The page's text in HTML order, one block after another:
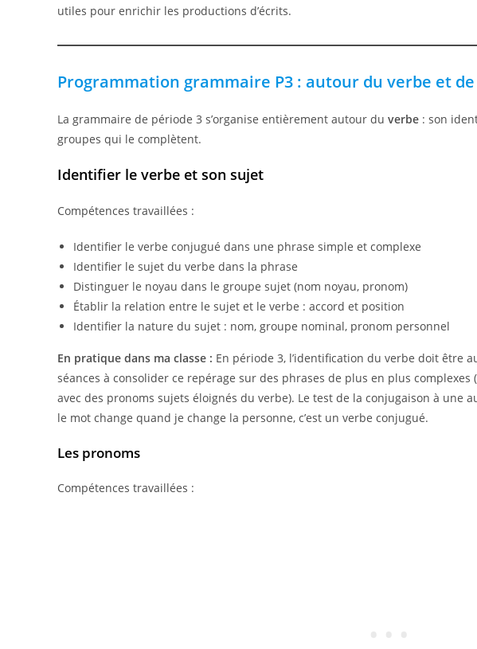
utiles pour enrichir les productions d’écrits.
Programmation grammaire P3 : autour du verbe et
La grammaire de période 3 s’organise entièrement autour du verbe : son
groupes qui le complètent.
Identifier le verbe et son sujet
Compétences travaillées :
Identifier le verbe conjugué dans une phrase simple et complexe
Identifier le sujet du verbe dans la phrase
Distinguer le noyau dans le groupe sujet (nom noyau, pronom)
Établir la relation entre le sujet et le verbe : accord et position
Identifier la nature du sujet : nom, groupe nominal, pronom personnel
En pratique dans ma classe : En période 3, l’identification du verbe doit être
séances à consolider ce repérage sur des phrases de plus en plus complexes
avec des pronoms sujets éloignés du verbe). Le test de la conjugaison à une
le mot change quand je change la personne, c’est un verbe conjugué.
Les pronoms
Compétences travaillées :